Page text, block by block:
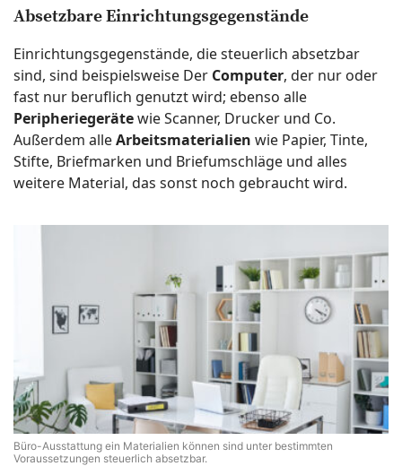
Absetzbare Einrichtungsgegenstände
Einrichtungsgegenstände, die steuerlich absetzbar
sind, sind beispielsweise Der Computer, der nur oder
fast nur beruflich genutzt wird; ebenso alle
Peripheriegerätewie Scanner, Drucker und Co.
Außerdem alleArbeitsmaterialien wie Papier, Tinte,
Stifte, Briefmarken und Briefumschläge und alles
weitere Material, das sonst noch gebraucht wird.
Büro-Ausstattung ein Materialien können sind unter bestimmten
Voraussetzungen steuerlich absetzbar.